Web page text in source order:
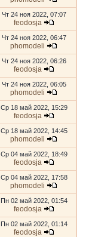
Чт 24 ноя 2022, 07:07
feodosja
Чт 24 ноя 2022, 06:47
phomodeli
Чт 24 ноя 2022, 06:26
feodosja
Чт 24 ноя 2022, 06:05
phomodeli
Ср 18 май 2022, 15:29
feodosja
Ср 18 май 2022, 14:45
phomodeli
Ср 04 май 2022, 18:49
feodosja
Ср 04 май 2022, 17:58
phomodeli
Пн 02 май 2022, 01:54
feodosja
Пн 02 май 2022, 01:14
feodosja